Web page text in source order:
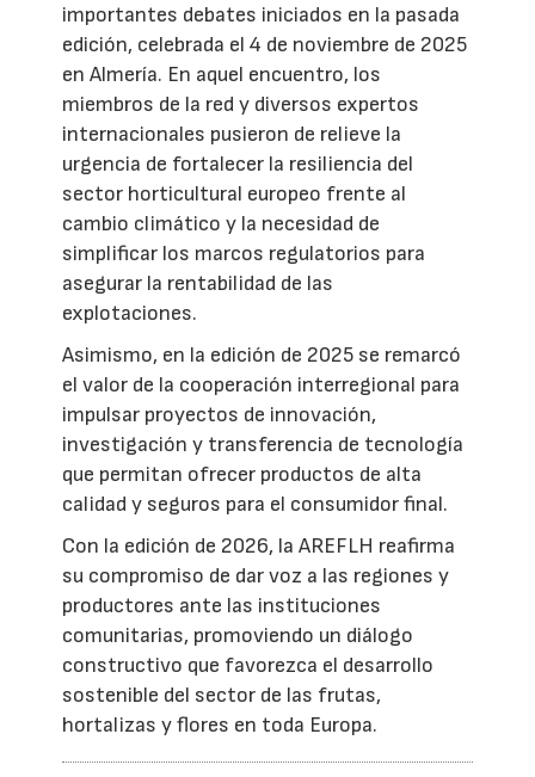
importantes debates iniciados en la pasada
edición, celebrada el 4 de noviembre de 2025
en Almería. En aquel encuentro, los
miembros de la red y diversos expertos
internacionales pusieron de relieve la
urgencia de fortalecer la resiliencia del
sector horticultural europeo frente al
cambio climático y la necesidad de
simplificar los marcos regulatorios para
asegurar la rentabilidad de las
explotaciones.
Asimismo, en la edición de 2025 se remarcó
el valor de la cooperación interregional para
impulsar proyectos de innovación,
investigación y transferencia de tecnología
que permitan ofrecer productos de alta
calidad y seguros para el consumidor final.
Con la edición de 2026, la AREFLH reafirma
su compromiso de dar voz a las regiones y
productores ante las instituciones
comunitarias, promoviendo un diálogo
constructivo que favorezca el desarrollo
sostenible del sector de las frutas,
hortalizas y flores en toda Europa.